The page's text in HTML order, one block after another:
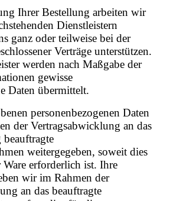
Ihrer Bestellung arbeiten wir
Dienstleistern
ganz oder teilweise bei der
Verträge unterstützen.
werden nach Maßgabe der
gewisse
Daten übermittelt.
personenbezogenen Daten
der Vertragsabwicklung an das
weitergegeben, soweit dies
erforderlich ist. Ihre
wir im Rahmen der
an das beauftragte